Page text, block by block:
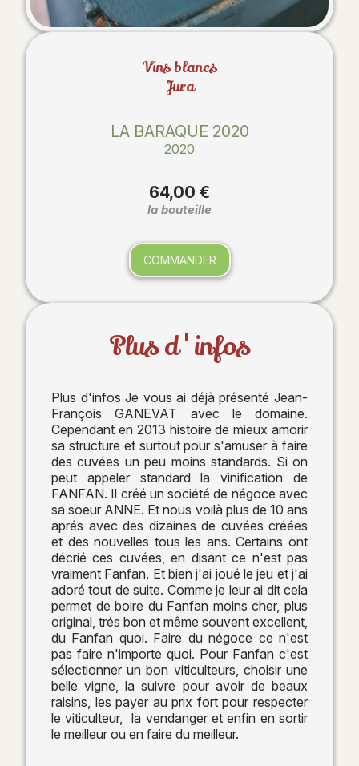
Vins blancs
Jura
LA BARAQUE 2020
2020
64,00 €
la bouteille
COMMANDER
Plus d'infos
Plus d'infos Je vous ai déjà présenté Jean-
François GANEVAT avec le domaine.
Cependant en 2013 histoire de mieux amorir
sa structure et surtout pour s'amuser à faire
des cuvées un peu moins standards. Si on
peut appeler standard la vinification de
FANFAN. Il créé un société de négoce avec
sa soeur ANNE. Et nous voilà plus de 10 ans
aprés avec des dizaines de cuvées créées
et des nouvelles tous les ans. Certains ont
décrié ces cuvées, en disant ce n'est pas
vraiment Fanfan. Et bien j'ai joué le jeu et j'ai
adoré tout de suite. Comme je leur ai dit cela
permet de boire du Fanfan moins cher, plus
original, trés bon et même souvent excellent,
du Fanfan quoi. Faire du négoce ce n'est
pas faire n'importe quoi. Pour Fanfan c'est
sélectionner un bon viticulteurs, choisir une
belle vigne, la suivre pour avoir de beaux
raisins, les payer au prix fort pour respecter
le viticulteur, la vendanger et enfin en sortir
le meilleur ou en faire du meilleur.